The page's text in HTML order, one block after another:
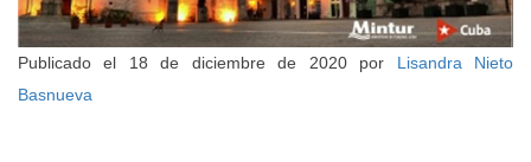
Publicado el 18 de diciembre de 2020por
Lisandra Nieto
Basnueva